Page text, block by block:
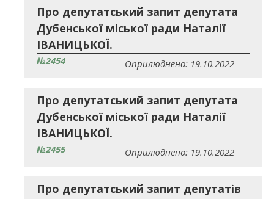
Про депутатський запит депутата
Дубенської міської ради Наталії
ІВАНИЦЬКОЇ.
№2454 Оприлюднено: 19.10.2022
Про депутатський запит депутата
Дубенської міської ради Наталії
ІВАНИЦЬКОЇ.
№2455 Оприлюднено: 19.10.2022
Про депутатський запит депутатів